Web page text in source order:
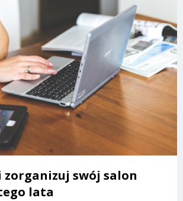
zorganizuj swój salon
lata